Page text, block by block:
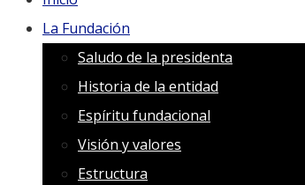
La Fundación
Saludo de la presidenta
Historia de la entidad
Espíritu fundacional
Visión y valores
Estructura